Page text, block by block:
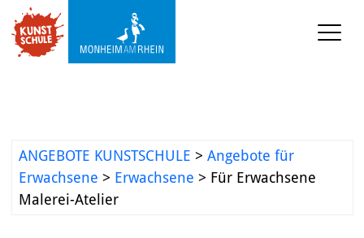
Projekte und
Kooperationen
ANGEBOTE KUNSTSCHULE > Angebote für
Erwachsene > Erwachsene > Für Erwachsene
Malerei-Atelier